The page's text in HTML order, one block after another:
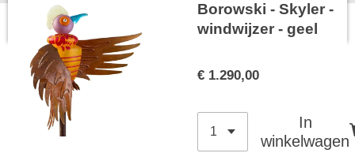
Borowski - Skyler -
windwijzer - geel
€ 1.290,00
In
winkelwagen